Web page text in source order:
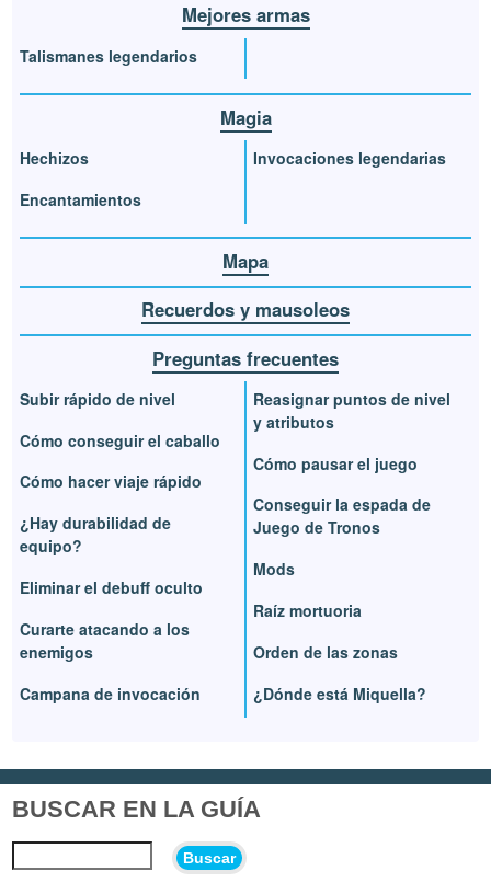
Mejores armas
Talismanes legendarios
Magia
Hechizos
Encantamientos
Invocaciones legendarias
Mapa
Recuerdos y mausoleos
Preguntas frecuentes
Subir rápido de nivel
Cómo conseguir el caballo
Cómo hacer viaje rápido
¿Hay durabilidad de
equipo?
Eliminar el debuff oculto
Curarte atacando a los
enemigos
Campana de invocación
Reasignar puntos de nivel
y atributos
Cómo pausar el juego
Conseguir la espada de
Juego de Tronos
Mods
Raíz mortuoria
Orden de las zonas
¿Dónde está Miquella?
BUSCAR EN LA GUÍA
Buscar